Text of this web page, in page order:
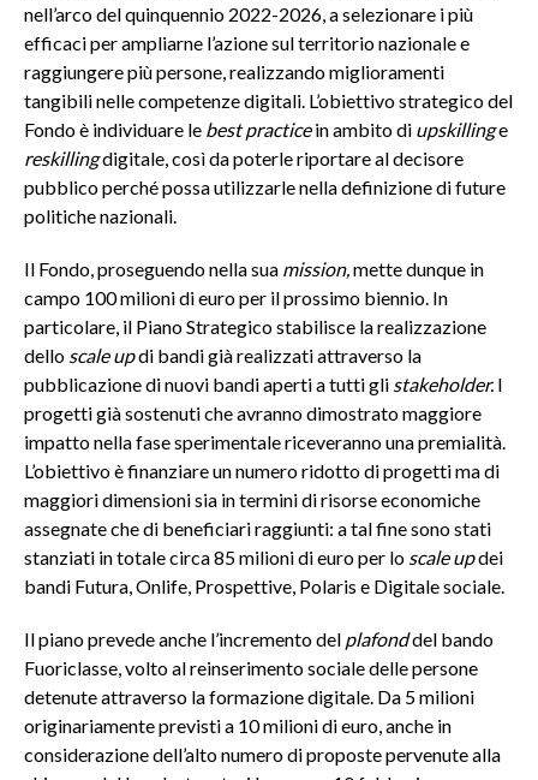
nell’arco del quinquennio 2022-2026, a selezionare i più
efficaci per ampliarne l’azione sul territorio nazionale e
raggiungere più persone, realizzando miglioramenti
tangibili nelle competenze digitali. L’obiettivo strategico del
Fondo è individuare le best practicein ambito di upskillinge
reskillingdigitale, così da poterle riportare al decisore
pubblico perché possa utilizzarle nella definizione di future
politiche nazionali.
Il Fondo, proseguendo nella sua mission, mette dunque in
campo 100 milioni di euro per il prossimo biennio. In
particolare, il Piano Strategico stabilisce la realizzazione
dello scale updi bandi già realizzati attraverso la
pubblicazione di nuovi bandi aperti a tutti gli stakeholder. I
progetti già sostenuti che avranno dimostrato maggiore
impatto nella fase sperimentale riceveranno una premialità.
L’obiettivo è finanziare un numero ridotto di progetti ma di
maggiori dimensioni sia in termini di risorse economiche
assegnate che di beneficiari raggiunti: a tal fine sono stati
stanziati in totale circa 85 milioni di euro per lo scale updei
bandi Futura, Onlife, Prospettive, Polaris e Digitale sociale.
Il piano prevede anche l’incremento del plafonddel bando
Fuoriclasse, volto al reinserimento sociale delle persone
detenute attraverso la formazione digitale. Da 5 milioni
originariamente previsti a 10 milioni di euro, anche in
considerazione dell’alto numero di proposte pervenute alla